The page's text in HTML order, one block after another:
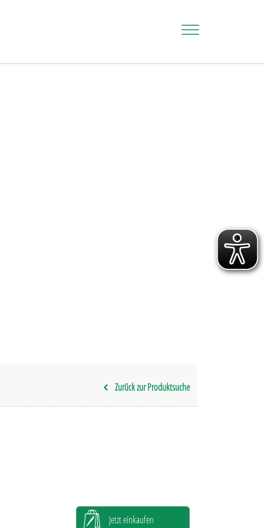
Zurück zur Produktsuche
Jetzt einkaufen